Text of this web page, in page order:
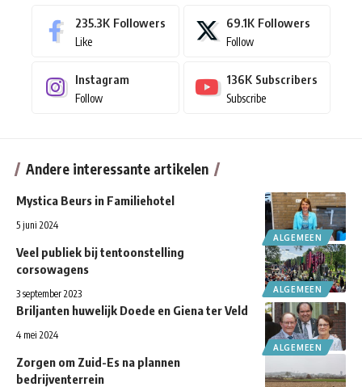
235.3K Followers
Like
69.1K Followers
Follow
Instagram
Follow
136K Subscribers
Subscribe
Andere interessante artikelen
ALGEMEEN
Mystica Beurs in Familiehotel
5 juni 2024
ALGEMEEN
Veel publiek bij tentoonstelling
corsowagens
3 september 2023
ALGEMEEN
Briljanten huwelijk Doede en Giena ter Veld
4 mei 2024
Zorgen om Zuid-Es na plannen
bedrijventerrein